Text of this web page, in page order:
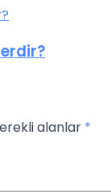
alanlar *